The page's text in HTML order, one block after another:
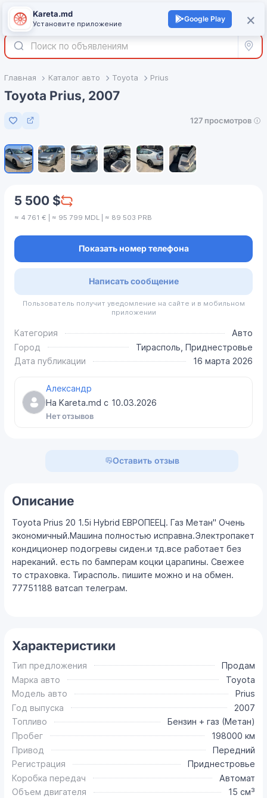
Войти +
Все
Главная Каталог авто Toyota Prius
Toyota Prius, 2007
Добавить в избранное
127 просмотров
5 500 $
≈ 4 761 € | ≈ 95 799 MDL | ≈ 89 503 PRB
Показать номер телефона
Написать сообщение
Пользователь получит уведомление на сайте и в мобильном
приложении
Категория
Авто
Город
Тирасполь, Приднестровье
Дата публикации
16 марта 2026
Александр
На Kareta.md с 10.03.2026
Нет отзывов
Оставить отзыв
Описание
Toyota Prius 20 1.5i Hybrid ЕВРОПЕЕЦ. Газ Метан" Очень
экономичный.Машина полностью исправна.Электропакет
кондиционер подогревы сиден.и тд.все работает без
нареканий. есть по бамперам коцки царапины. Свежее
то страховка. Тирасполь. пишите можно и на обмен.
77751188 ватсап телеграм.
Характеристики
Тип предложения
Продам
Марка авто
Toyota
Модель авто
Prius
Год выпуска
2007
Топливо
Бензин + газ (Метан)
Пробег
198000 км
Привод
Передний
Регистрация
Приднестровье
Коробка передач
Автомат
Объем двигателя
15 см³
×
Kareta.md
Установите приложение
Google Play